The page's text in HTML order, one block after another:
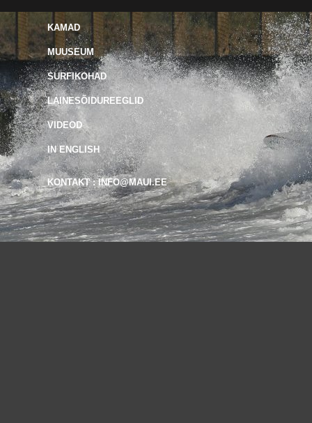
KAMAD
MUUSEUM
SURFIKOHAD
LAINESÕIDUREEGLID
VIDEOD
IN ENGLISH
KONTAKT : INFO@MAUI.EE